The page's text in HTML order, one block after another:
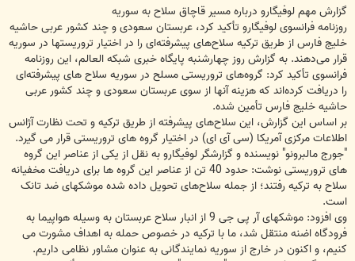
ت
گزارش مهم لوفیگارو درباره مسیر قاچاق سلاح به سوریه
روزنامه فرانسوی لوفیگارو تأکید کرد، عربستان سعودی و چند کشور عربی حاشیه
خلیج فارس از طریق ترکیه سلاح‌های پیشرفته‌ای را در اختیار تروریستها در سوریه
قرار می‌دهند. به گزارش روز چهارشنبه پایگاه خبری شبکه العالم، این روزنامه
فرانسوی تأکید کرد: گروه‌های تروریستی مسلح در سوریه سلاح های پیشرفته‌ای
را دریافت کرده‌اند که هزینه آنها از سوی عربستان سعودی و چند کشور عربی
حاشیه خلیج فارس تأمین شده.
بر اساس این گزارش، این سلاح‌های پیشرفته از طریق ترکیه و تحت نظارت آژانس
اطلاعات مرکزی آمریکا (سی آی ای) در اختیار گروه های تروریستی قرار می گیرد.
"جورج مالبرونو" نویسنده و گزارشگر لوفیگارو به نقل از یکی از عناصر این گروه
های تروریستی نوشت: حدود 40 تن از عناصر این گروه ها برای دریافت مخفیانه
سلاح به ترکیه رفتند؛ از جمله سلاح‌های تحویل داده شده موشکهای ضد تانک
است.
وی افزود: موشکهای آر پی جی 9 از انبار سلاح عربستان به وسیله هواپیما به
فرودگاه اضنه منتقل شد، ما با ترکیه در خصوص حمله به اهداف مشورت می
کنیم، و اکنون در خارج از سوریه نمایندگانی به عنوان مشاور نظامی داریم.